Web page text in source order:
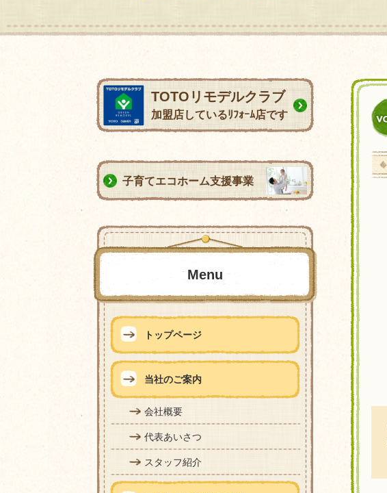
TOTOリモデルクラブ
加盟店しているﾘﾌｫｰﾑ店です
子育てエコホーム支援事業
Menu
トップページ
当社のご案内
会社概要
代表あいさつ
スタッフ紹介